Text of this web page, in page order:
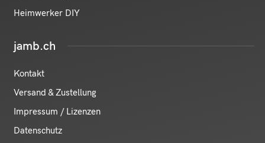
Heimwerker DIY
jamb.ch
Kontakt
Versand & Zustellung
Impressum / Lizenzen
Datenschutz